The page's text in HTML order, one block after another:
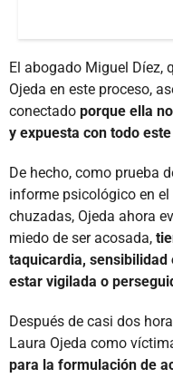
El abogado Miguel Díez,
Ojeda en este proceso,
conectado porque ella
y expuesta con todo
De hecho, como prueba
informe psicológico en el
chuzadas, Ojeda ahora
miedo de ser acosada,
taquicardia,
estar vigilada o
Después de casi dos
Laura Ojeda como
para la formulación de